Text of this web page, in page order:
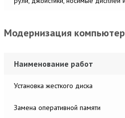
Модернизация
Наименование работ
Установка жесткого диска
Замена оперативной памяти